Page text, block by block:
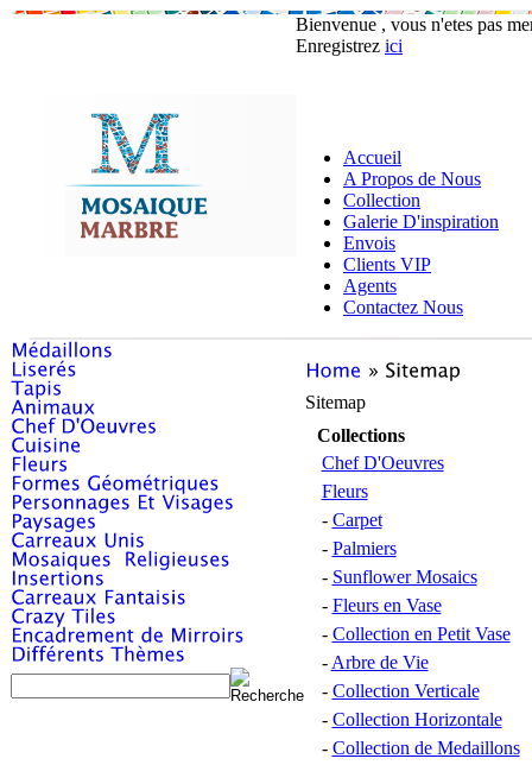
Bienvenue , vous n'etes pas
Enregistrez ici
Accueil
A Propos de Nous
Collection
Galerie D'inspiration
Envois
Clients VIP
Agents
Contactez Nous
Sitemap
Collections
Chef D'Oeuvres
Fleurs
- Carpet
- Palmiers
- Sunflower Mosaics
- Fleurs en Vase
- Collection en Petit Vase
- Arbre de Vie
- Collection Verticale
- Collection Horizontale
- Collection de Medaillons